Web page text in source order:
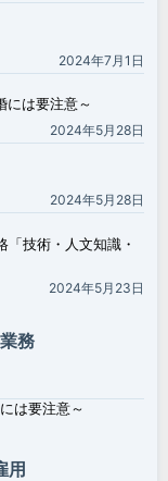
2024年7月1日
は要注意～
2024年5月28日
2024年5月28日
技術・人文知識・
2024年5月23日
務
は要注意～
用